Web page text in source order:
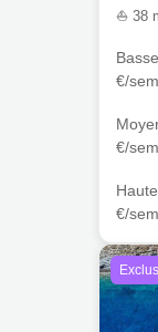
⛵ 38
€/
€/
€/